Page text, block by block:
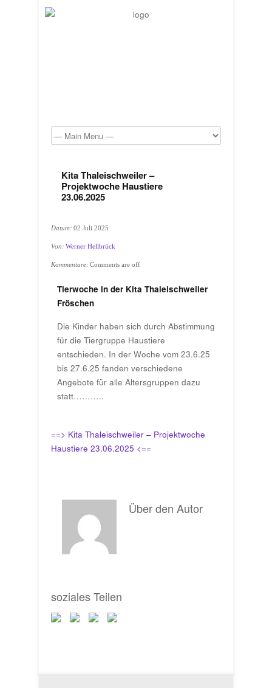
Kita Thaleischweiler –
Projektwoche Haustiere
23.06.2025
Datum: 02 Juli 2025
Von: Werner Hellbrück
Kommentare: Comments are off
Tierwoche in der Kita Thaleischweiler
Fröschen
Die Kinder haben sich durch Abstimmung
für die Tiergruppe Haustiere
entschieden. In der Woche vom 23.6.25
bis 27.6.25 fanden verschiedene
Angebote für alle Altersgruppen dazu
statt………..
==> Kita Thaleischweiler – Projektwoche
Haustiere 23.06.2025 <==
Über den Autor
soziales Teilen